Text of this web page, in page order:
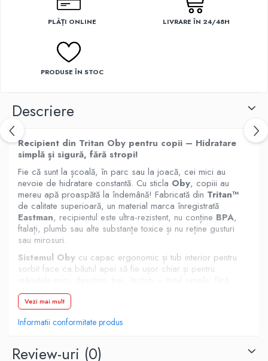
PLĂȚI ONLINE LIVRARE ÎN 24/48H
PRODUSE ÎN STOC
Descriere
Recipient din Tritan Oby pentru copii – Hidratare
simplă și sigură, fără stropi!
Fie că sunt la școală, în parc sau la joacă, cei mici au
nevoie de hidratare constantă. Cu sticla Oby, copiii au
mereu apă proaspătă la îndemână! Fabricată din Tritan™
de calitate superioară, un material marca înregistrată
Eastman, recipientul este ultra-rezistent, nu conține BPA,
ftalați, plumb sau alte substanțe toxice și nu reține gusturi
sau mirosuri.
Sistemul Oby cu capac ergonomic și tub interior pentru
sorbit face ca băutul apei să fie ușor chiar și pentru
vărsări în ghiozdan.
Ce face Tritanul special?
✅ Nu conține BPA, BPS sau alți bisfenoli — nu perturbă
✅ Nu păstrează gusturi sau mirosuri neplăcute.
Vezi mai mult
Informatii conformitate produs
Review-uri (0)